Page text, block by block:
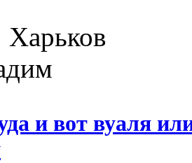
Харьков
и вот вуаля